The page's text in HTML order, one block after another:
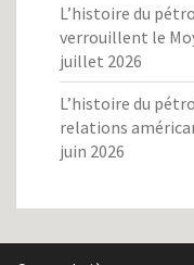
L’histoire du
verrouillent le
juillet 2026
L’histoire du
relations
juin 2026